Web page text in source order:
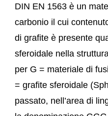
DIN EN 1563 è un
carbonio il cui
di grafite è presente
sferoidale nella
per G = materiale di
= grafite sferoidale
passato, nell’area di